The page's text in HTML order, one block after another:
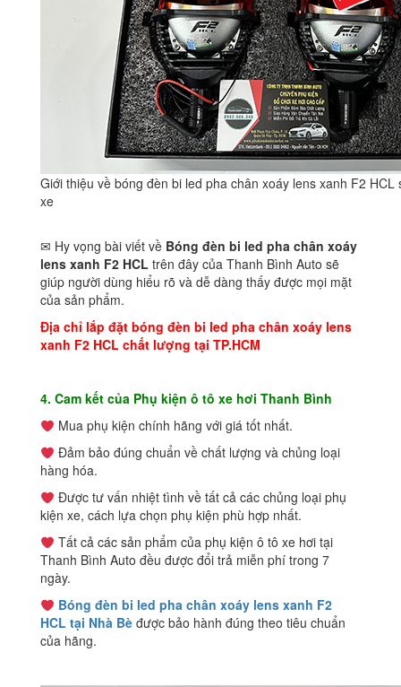
Giới thiệu về bóng đèn bi led pha chân xoáy lens xanh F2 HCL
xe
✉ Hy vọng bài viết về Bóng đèn bi led pha chân xoáy
lens xanh F2 HCL trên đây của Thanh Bình Auto sẽ
giúp người dùng hiểu rõ và dễ dàng thấy được mọi mặt
của sản phẩm.
Địa chỉ lắp đặt bóng đèn bi led pha chân xoáy lens
xanh F2 HCL chất lượng tại TP.HCM
4. Cam kết của Phụ kiện ô tô xe hơi Thanh Bình
Mua phụ kiện chính hãng với giá tốt nhất.
Đảm bảo đúng chuẩn về chất lượng và chủng loại
hàng hóa.
Được tư vấn nhiệt tình về tất cả các chủng loại phụ
kiện xe, cách lựa chọn phụ kiện phù hợp nhất.
Tất cả các sản phẩm của phụ kiện ô tô xe hơi tại
Thanh Bình Auto đều được đổi trả miễn phí trong 7
ngày.
Bóng đèn bi led pha chân xoáy lens xanh F2
HCL tại Nhà Bè được bảo hành đúng theo tiêu chuẩn
của hãng.